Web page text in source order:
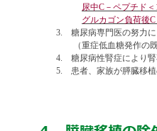
尿中C－ペプチド＜
グルカゴン負荷後
3. 糖尿病専門医の努力に
（重症低血糖発作の
4. 糖尿病性腎症により腎
5. 患者、家族が膵臓移植